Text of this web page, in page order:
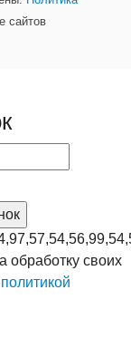
сайтов
обработку своих
политикой